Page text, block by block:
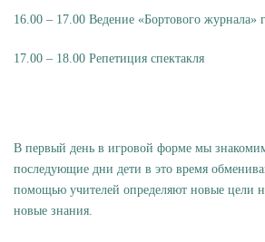
16.00 – 17.00 Ведение «Бортового журнала»
17.00 – 18.00 Репетиция спектакля
В первый день в игровой форме мы
последующие дни дети в это время
помощью учителей определяют новые цели
новые знания.